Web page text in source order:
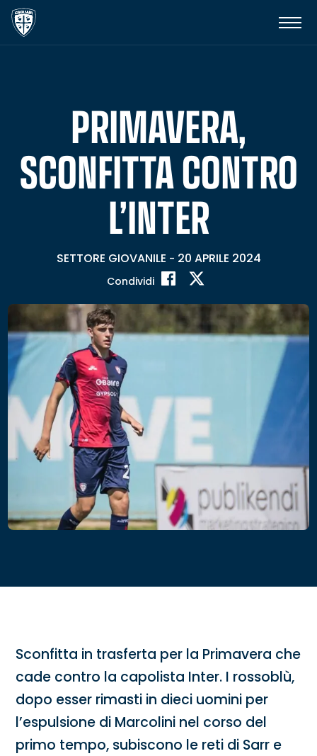
PRIMAVERA,
SCONFITTA CONTRO
L’INTER
SETTORE GIOVANILE - 20 APRILE 2024
Condividi
Sconfitta in trasferta per la Primavera che
cade contro la capolista Inter. I rossoblù,
dopo esser rimasti in dieci uomini per
l’espulsione di Marcolini nel corso del
primo tempo, subiscono le reti di Sarr e